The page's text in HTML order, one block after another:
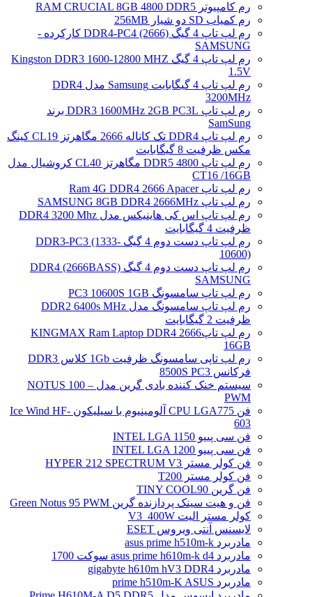
رم کامپیوتر RAM CRUCIAL 8GB 4800 DDR5
رم کمیاب SD دو شیار 256MB
رم لپ تاپ 4 گیگ DDR4-PC4 (2666) کارکرده -
SAMSUNG
رم لپ تاپ 4 گیگ Kingston DDR3 1600-12800 MHZ
1.5V
رم لپ تاپ 4 گیگابایت Samsung مدل DDR4
3200MHz
رم لپ تاپ DDR3 1600MHz 2GB PC3L برند
SamSung
رم لپ تاپ DDR4 تک کاناله 2666 مگاهرتز CL19 کینگ
مکس ظرفیت 8 گیگابایت
رم لپ تاپ DDR5 4800 مگاهرتز CL40 کروشیال مدل
CT16 /16GB
رم لپ تاپ Ram 4G DDR4 2666 Apacer
رم لپ تاپ SAMSUNG 8GB DDR4 2666MHz
رم لپ تاپ اس کی هاینیکس مدل DDR4 3200 Mhz
ظرفیت 4 گیگابایت
رم لپ تاپ دست دوم 4 گیگ DDR3-PC3 (1333-
10600)
رم لپ تاپ دست دوم 4 گیگ DDR4 (2666BASS)
SAMSUNG
رم لپ تاپ سامسونگ PC3 10600S 1GB
رم لپ تاپ سامسونگ مدل DDR2 6400s MHz
ظرفیت 2 گیگابایت
رم لپ تاپ2666 KINGMAX Ram Laptop DDR4
16GB
رم لپ تاپی سامسونگ ظرفیت 1Gb کلاس DDR3
فرکانس 8500S PC3
سیستم خنک کننده بادی گرین مدل NOTUS 100 –
PWM
فن CPU LGA775 آلومینیوم با سیلیکون Ice Wind HF-
603
فن سی پییو INTEL LGA 1150
فن سی پییو INTEL LGA 1200
فن کولر مستر HYPER 212 SPECTRUM V3
فن کولر مستر T200
فن گرین TINY COOL90
فن و هیت سینک پردازنده گرین Green Notus 95 PWM
کولر مستر الیت V3_400W
لایسنس آنتی ویروس ESET
مادربرد asus prime h510m-k
مادربرد asus prime h610m-k d4 سوکت 1700
مادربرد gigabyte h610m hV3 DDR4
مادربرد prime h510m-K ASUS